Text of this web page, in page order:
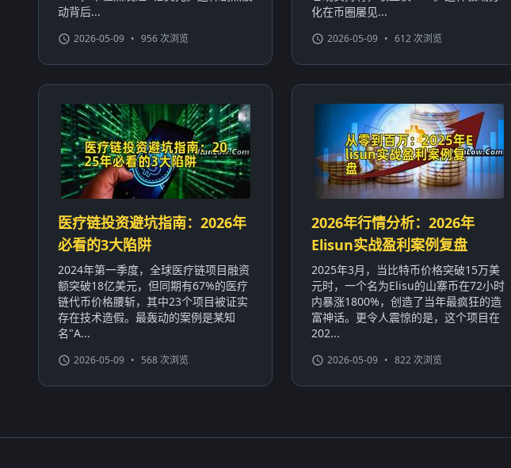
动背后...
2026-05-09 • 956 次浏览
化在币圈屡见...
2026-05-09 • 612 次浏览
医疗链投资避坑指南：2026年
必看的3大陷阱
2024年第一季度，全球医疗链项目融资
额突破18亿美元，但同期有67%的医疗
链代币价格腰斩，其中23个项目被证实
存在技术造假。最轰动的案例是某知
名"A...
2026-05-09 • 568 次浏览
2026年行情分析：2026年
Elisun实战盈利案例复盘
2025年3月，当比特币价格突破15万美
元时，一个名为Elisu的山寨币在72小时
内暴涨1800%，创造了当年最疯狂的造
富神话。更令人震惊的是，这个项目在
202...
2026-05-09 • 822 次浏览